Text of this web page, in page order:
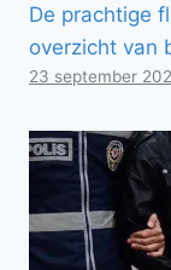
De prachtige
overzicht van
23 september